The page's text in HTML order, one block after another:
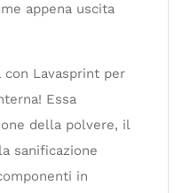
appena uscita
Lavasprint per
Essa
della polvere, il
sanificazione
in